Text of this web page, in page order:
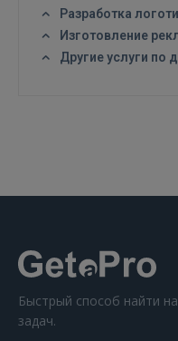
Разработка
Изготовление
Другие услуги по
Быстрый способ найти
задач.